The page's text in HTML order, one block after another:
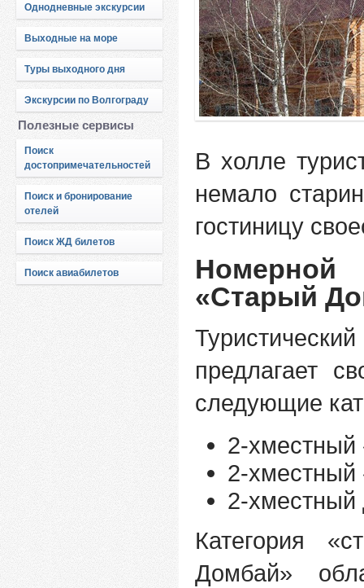
Однодневные экскурсии
Выходные на море
Туры выходного дня
Экскурсии по Волгограду
Полезные сервисы
Поиск
достопримечательностей
Поиск и бронирование
отелей
Поиск ЖД билетов
Поиск авиабилетов
В холле
немало
гостиницу
«Старый
предлагает
следующие
2-хместный
2-хместный
2-хместный
Категория
Домбай»